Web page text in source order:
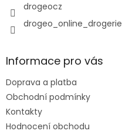
drogeocz
drogeo_online_drogerie
Informace pro vás
Doprava a platba
Obchodní podmínky
Kontakty
Hodnocení obchodu